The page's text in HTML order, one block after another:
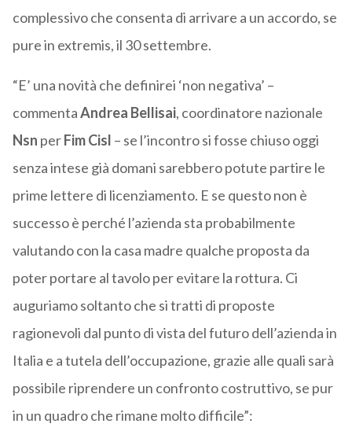
complessivo che consenta di arrivare a un accordo, se
pure in extremis, il 30 settembre.
“E’ una novità che definirei ‘non negativa’ –
commentaAndrea Bellisai, coordinatore nazionale
Nsn perFim Cisl – se l’incontro si fosse chiuso oggi
senza intese già domani sarebbero potute partire le
prime lettere di licenziamento. E se questo non è
successo è perché l’azienda sta probabilmente
valutando con la casa madre qualche proposta da
poter portare al tavolo per evitare la rottura. Ci
auguriamo soltanto che si tratti di proposte
ragionevoli dal punto di vista del futuro dell’azienda in
Italia e a tutela dell’occupazione, grazie alle quali sarà
possibile riprendere un confronto costruttivo, se pur
in un quadro che rimane molto difficile”: